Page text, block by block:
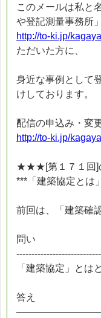
このメールは私と
や登記測量事務所」
http://to-ki.jp/
ただいた方に、
身近な事例として
けしております。
配信の申込み・変
http://to-ki.jp/
★★★[第１７１回]
***「建築協定とは
前回は、「建築確
問い
「建築協定」とは
答え